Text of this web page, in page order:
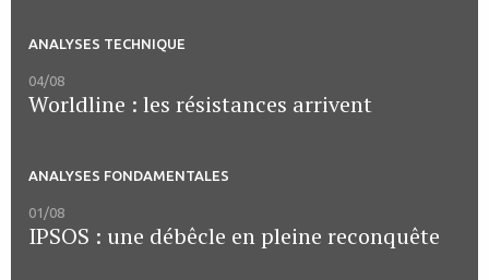
ANALYSES TECHNIQUE
04/08
Worldline : les résistances arrivent
ANALYSES FONDAMENTALES
01/08
IPSOS : une débêcle en pleine reconquête